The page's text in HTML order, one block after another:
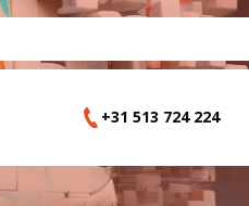
+31 513 724 224